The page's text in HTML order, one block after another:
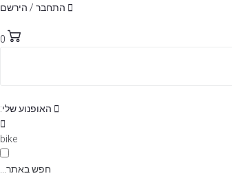
התחבר / הירשם
0
האופנוע שלי:
bike
חפש באתר...